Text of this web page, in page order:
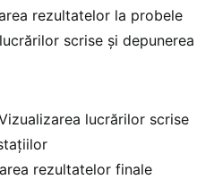
rezultatelor la probele
scrise și depunerea
lucrărilor scrise
rezultatelor finale